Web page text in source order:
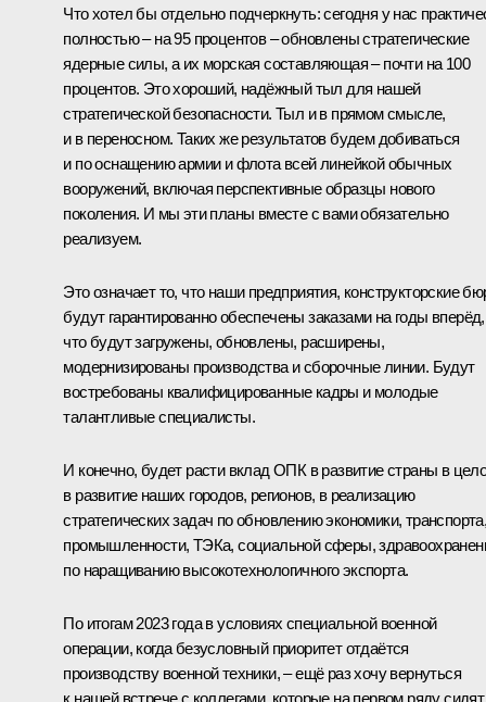
Что хотел бы отдельно подчеркнуть: сегодня у нас
полностью – на 95 процентов – обновлены стратегические
ядерные силы, а их морская составляющая – почти на 100
процентов. Это хороший, надёжный тыл для нашей
стратегической безопасности. Тыл и в прямом смысле,
и в переносном. Таких же результатов будем добиваться
и по оснащению армии и флота всей линейкой обычных
вооружений, включая перспективные образцы нового
поколения. И мы эти планы вместе с вами обязательно
реализуем.
Это означает то, что наши предприятия, конструкторские
будут гарантированно обеспечены заказами на годы вперёд,
что будут загружены, обновлены, расширены,
модернизированы производства и сборочные линии. Будут
востребованы квалифицированные кадры и молодые
талантливые специалисты.
И конечно, будет расти вклад ОПК в развитие страны в
в развитие наших городов, регионов, в реализацию
стратегических задач по обновлению экономики,
промышленности, ТЭКа, социальной сферы,
по наращиванию высокотехнологичного экспорта.
По итогам 2023 года в условиях специальной военной
операции, когда безусловный приоритет отдаётся
производству военной техники, – ещё раз хочу вернуться
к нашей встрече с коллегами, которые на первом ряду